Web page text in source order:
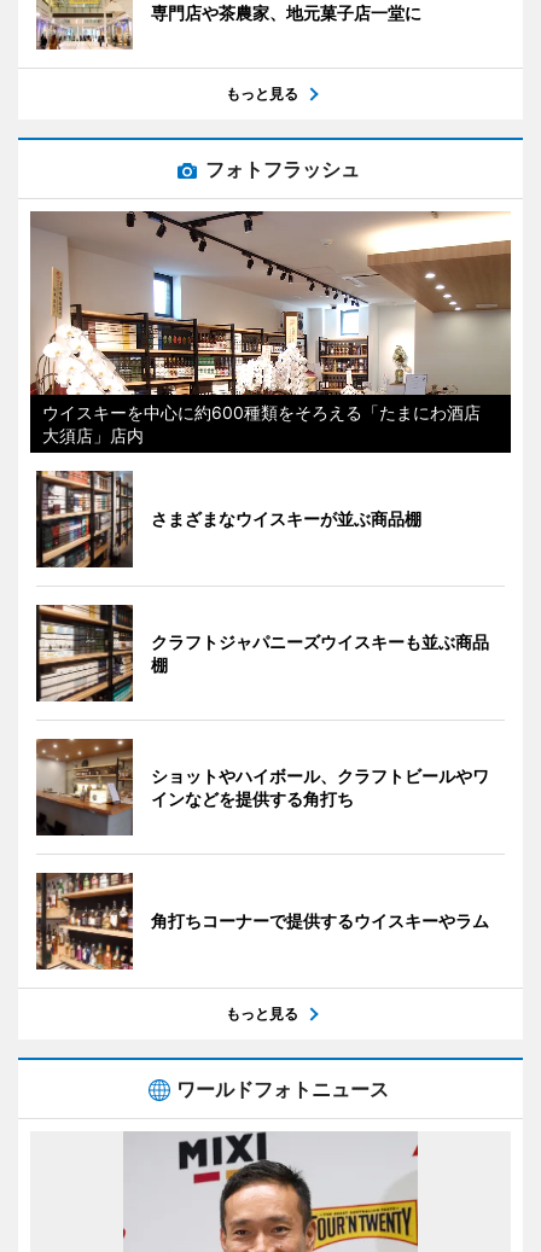
専門店や茶農家、地元菓子店一堂に
もっと見る
フォトフラッシュ
ウイスキーを中心に約600種類をそろえる「たまにわ酒店
大須店」店内
さまざまなウイスキーが並ぶ商品棚
クラフトジャパニーズウイスキーも並ぶ商品
棚
ショットやハイボール、クラフトビールやワ
インなどを提供する角打ち
角打ちコーナーで提供するウイスキーやラム
もっと見る
ワールドフォトニュース